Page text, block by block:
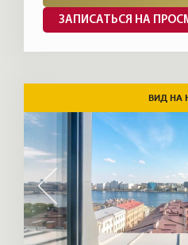
ЗАПИСАТЬСЯ НА
ВИД НА